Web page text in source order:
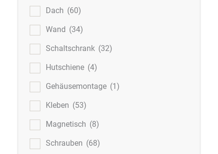
Dach (60)
Wand (34)
Schaltschrank (32)
Hutschiene (4)
Gehäusemontage (1)
Kleben (53)
Magnetisch (8)
Schrauben (68)